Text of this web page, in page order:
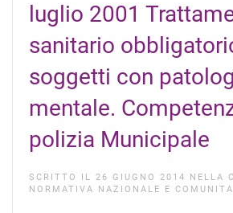
luglio 2001
sanitario
soggetti con
mentale.
polizia Municipale
SCRITTO IL 26 GIUGNO 2014
NELLA
NORMATIVA NAZIONALE E